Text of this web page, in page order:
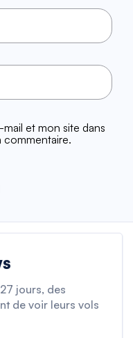
et mon site dans
commentaire.
jours, des
de voir leurs vols